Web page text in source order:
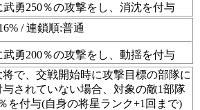
勇250％の攻撃をし、消沈を付与
/ 連鎖順:普通
勇200％の攻撃をし、動揺を付与
将で、交戦開始時に攻撃目標の部隊に
されていない場合、対象の敵1部隊
を付与(自身の将星ランク+1回まで)